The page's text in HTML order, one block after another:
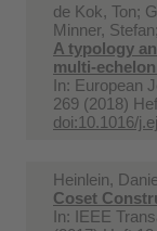
de Kok, Ton;
Minner,
A typology
multi-
In: European
269 (2018)
doi:10.1016/
Heinlein,
Coset
In: IEEE